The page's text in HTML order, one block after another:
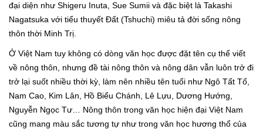
đại diện như Shigeru Inuta, Sue Sumii và đặc biệt là Takashi
Nagatsuka với tiểu thuyết Đất (Tshuchi) miêu tả đời sống nông
thôn thời Minh Trị.
Ở Việt Nam tuy không có dòng văn học được đặt tên cụ thể viết
về nông thôn, nhưng đề tài nông thôn và nông dân vẫn luôn trở đi
trở lại suốt nhiều thời kỳ, làm nên nhiều tên tuổi như Ngô Tất Tố,
Nam Cao, Kim Lân, Hồ Biểu Chánh, Lê Lựu, Dương Hướng,
Nguyễn Ngọc Tư… Nông thôn trong văn học hiện đại Việt Nam
cũng mang màu sắc tương tự như trong văn học hương thổ của